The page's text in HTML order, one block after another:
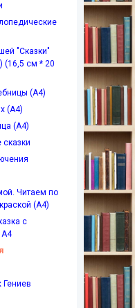
"Сказки"
(16,5 см * 20
(А4)
(А4)
(А4)
Читаем по
(А4)
с
А4